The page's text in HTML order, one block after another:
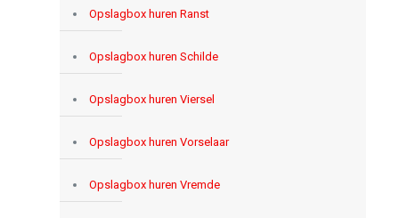
Opslagbox huren Ranst
Opslagbox huren Schilde
Opslagbox huren Viersel
Opslagbox huren Vorselaar
Opslagbox huren Vremde